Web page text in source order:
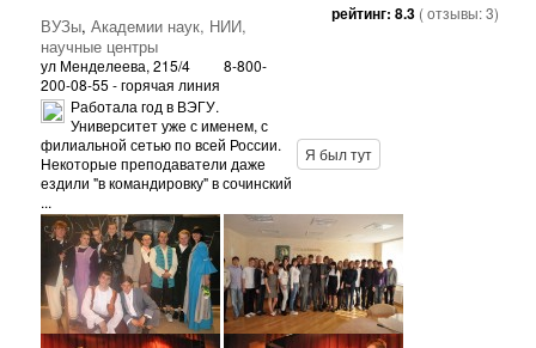
ВУЗы, Академии наук, НИИ,
научные центры
ул Менделеева, 215/4
8-800-
200-08-55 - горячая линия
рейтинг: 8.3 ( отзывы:3)
Работала год в ВЭГУ.
Университет уже с именем, с
филиальной сетью по всей России.
Некоторые преподаватели даже
ездили "в командировку" в сочинский
...
Я был тут